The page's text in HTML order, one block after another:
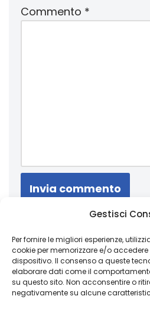
Gestisci
Per fornire le migliori esperienze,
cookie per memorizzare e/o
dispositivo. Il consenso a queste
elaborare dati come il
su questo sito. Non acconsentire o
negativamente su alcune
Commento *
Copyright 2026 © Coded with